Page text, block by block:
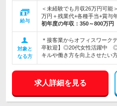
給与
＜未経験でも月収26万円可能
万円＋残業代+各種手当+賞与
初年度の年収： 350～800万円
対象と
なる方
＊接客業からオフィスワーク
卒歓迎】◎20代女性活躍中
キルや働き方を向上させたい
求人詳細を見る